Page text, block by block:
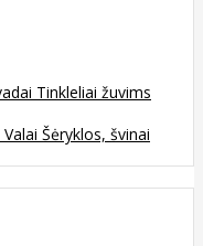
Tinkleliai žuvims
Valai Šėryklos, švinai